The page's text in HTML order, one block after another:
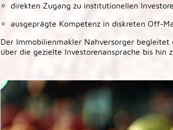
direkten Zugang zu institutionellen
ausgeprägte Kompetenz in diskreten Off-
Der Immobilienmakler Nahversorger begleitet
über die gezielte Investorenansprache bis hin